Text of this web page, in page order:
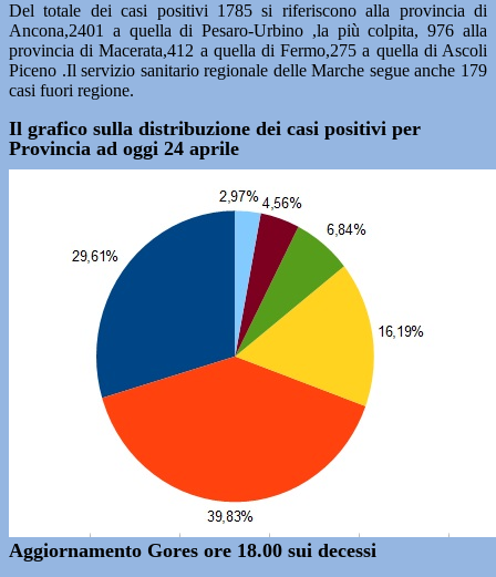
Del totale dei casi positivi 1785 si riferiscono alla provincia di
Ancona,2401 a quella di Pesaro-Urbino ,la più colpita, 976 alla
provincia di Macerata,412 a quella di Fermo,275 a quella di Ascoli
Piceno .Il servizio sanitario regionale delle Marche segue anche 179
casi fuori regione.
Il grafico sulla distribuzione dei casi positivi per
Provincia ad oggi 24 aprile
Aggiornamento Gores ore 18.00 sui decessi